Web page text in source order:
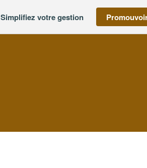
Simplifiez votre gestion